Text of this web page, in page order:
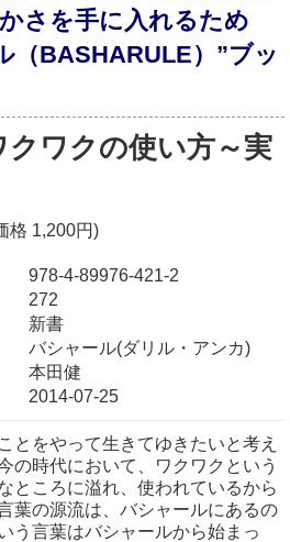
さを手に入れるため
（BASHARULE）”ブッ
ワクの使い方～実
格 1,200円)
978-4-89976-421-2
272
新書
バシャール(ダリル・アンカ)
本田健
2014-07-25
とをやって生きてゆきたいと考え
の時代において、ワクワクという
ところに溢れ、使われているから
葉の源流は、バシャールにあるの
う言葉はバシャールから始まっ